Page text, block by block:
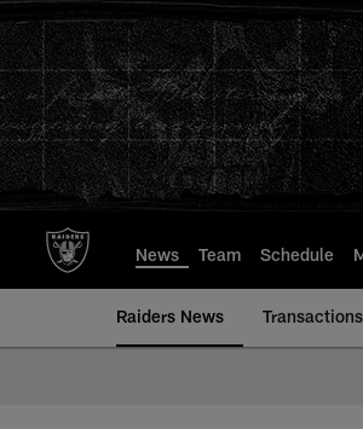
to
main
content
News Team Schedule
Raiders News Transactions